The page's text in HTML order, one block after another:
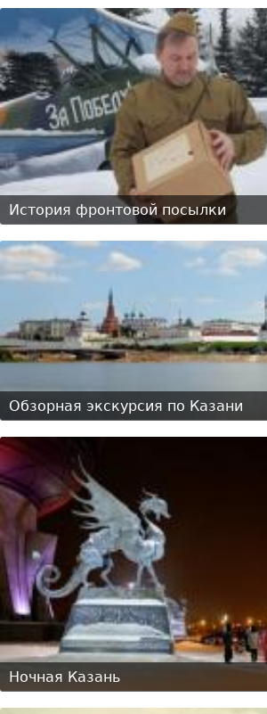
История фронтовой посылки
Обзорная экскурсия по Казани
Ночная Казань